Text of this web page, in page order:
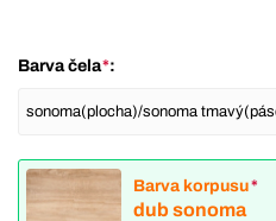
Barva čela*:
Barva korpusu*
dub sonoma